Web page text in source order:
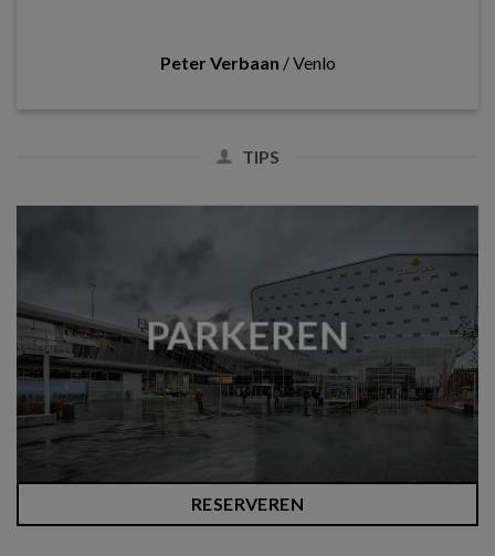
Peter Verbaan /Venlo
TIPS
PARKEREN
RESERVEREN